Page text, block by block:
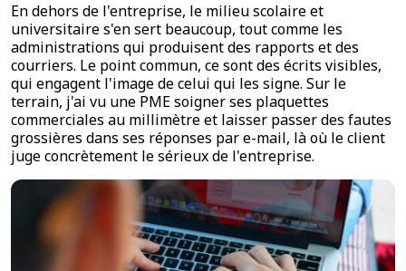
En dehors de l'entreprise, le milieu scolaire et
universitaire s'en sert beaucoup, tout comme les
administrations qui produisent des rapports et des
courriers. Le point commun, ce sont des écrits visibles,
qui engagent l'image de celui qui les signe. Sur le
terrain, j'ai vu une PME soigner ses plaquettes
commerciales au millimètre et laisser passer des fautes
grossières dans ses réponses par e-mail, là où le client
juge concrètement le sérieux de l'entreprise.